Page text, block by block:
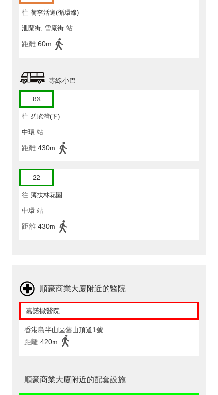
往 荷李活道(循環線)
泄蘭街, 雪廠街 站
距離 60m
專線小巴
8X
往 碧瑤灣(下)
中環 站
距離 430m
22
往 薄扶林花園
中環 站
距離 430m
順豪商業大廈附近的醫院
嘉諾撒醫院
香港島半山區舊山頂道1號
距離 420m
順豪商業大廈附近的配套設施